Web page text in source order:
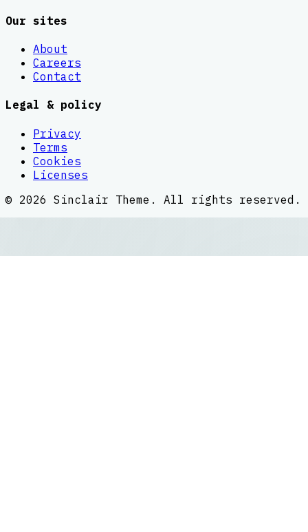
Our sites
About
Careers
Contact
Legal & policy
Privacy
Terms
Cookies
Licenses
© 2026 Sinclair Theme . All rights reserved.